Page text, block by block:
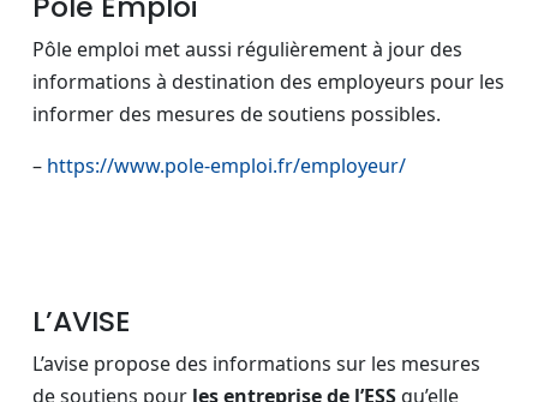
Pôle emploi met aussi régulièrement à jour des
informations à destination des employeurs pour les
informer des mesures de soutiens possibles.
– https://www.pole-emploi.fr/employeur/
L’AVISE
L’avise propose des informations sur les mesures
de soutiens pour les entreprise de l’ESSqu’elle